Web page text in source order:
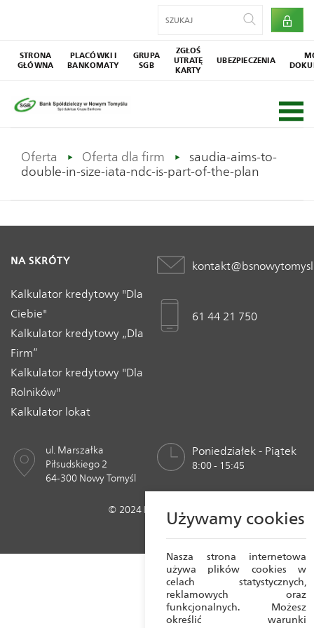
Używamy cookies
Nasza strona internetowa
używa plików cookies w
celach statystycznych,
reklamowych oraz
funkcjonalnych. Możesz
określić warunki
STRONA
GŁÓWNA
PLACÓWKI I
BANKOMATY
GRUPA
SGB
ZGŁOŚ
UTRATĘ
KARTY
UBEZPIECZENIA
Oferta Oferta dla firm
saudia-aims-to-
double-in-size-iata-ndc-is-part-of-the-plan
NA SKRÓTY
Kalkulator kredytowy "Dla
Ciebie"
Kalkulator kredytowy „Dla
Firm”
Kalkulator kredytowy "Dla
Rolników"
Kalkulator lokat
61 44 21 750
ul. Marszałka
Piłsudskiego 2
64-300 Nowy Tomyśl
Poniedziałek - Piątek
8:00 - 15:45
© 2024 Bank Spółdzielczy w Nowym Tomyślu
Realizacja: Crafton 2023